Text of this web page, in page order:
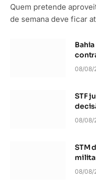
Quem pretende
de semana deve ficar
08/08/
STF
08/08/
STM
08/08/